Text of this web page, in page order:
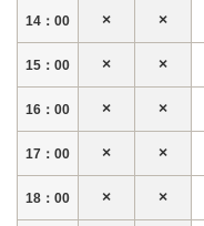
14：00
15：00
16：00
17：00
18：00
×
×
×
×
×
×
×
×
×
×